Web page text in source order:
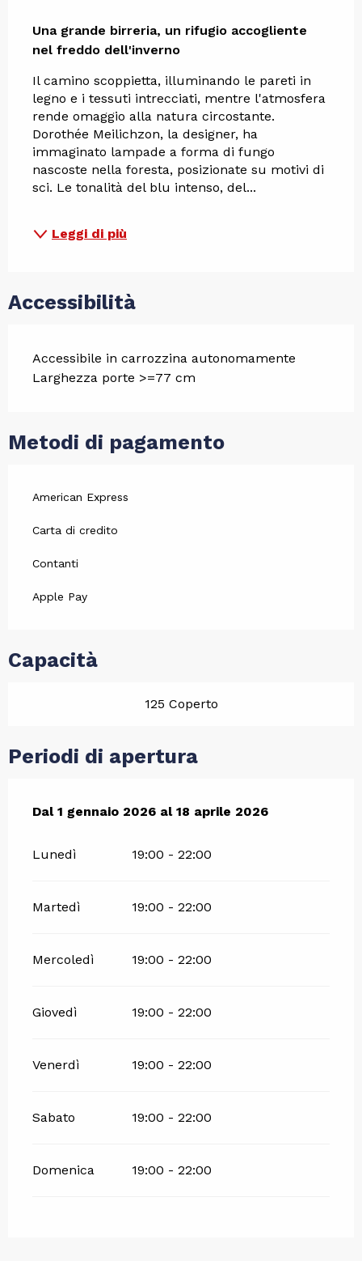
Una grande birreria, un rifugio accogliente
nel freddo dell'inverno
Il camino scoppietta, illuminando le pareti in
legno e i tessuti intrecciati, mentre l'atmosfera
rende omaggio alla natura circostante.
Dorothée Meilichzon, la designer, ha
immaginato lampade a forma di fungo
nascoste nella foresta, posizionate su motivi di
sci. Le tonalità del blu intenso, del...
Leggi di più
Accessibilità
Accessibile in carrozzina autonomamente
Larghezza porte >=77 cm
Metodi di pagamento
American Express
Carta di credito
Contanti
Apple Pay
Capacità
125 Coperto
Periodi di apertura
Dal1 gennaio 2026 al18 aprile 2026
Dal1 gennaio 2026 al18 aprile 2026
Lunedì 19:00 - 22:00
Martedì 19:00 - 22:00
Mercoledì 19:00 - 22:00
Giovedì 19:00 - 22:00
Venerdì 19:00 - 22:00
Sabato 19:00 - 22:00
Domenica 19:00 - 22:00